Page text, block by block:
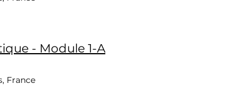
- Module 1-A
France